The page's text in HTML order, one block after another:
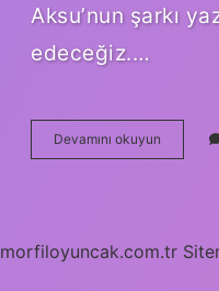
Aksu’nun şarkı
edeceğiz.…
Devamını okuyun
Aksu
morfiloyuncak.com.tr